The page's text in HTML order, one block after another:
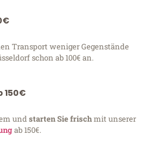
Transport weniger Gegenstände
schon ab 100€ an.
150€
undstarten Sie frischmit unserer
ab 150€.